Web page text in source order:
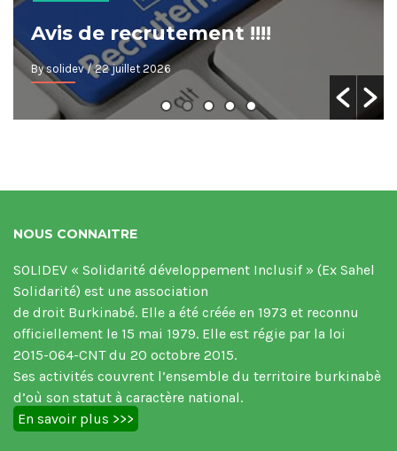
Avis de recrutement !!!!
By solidev/ 22 juillet 2026
NOUS CONNAITRE
SOLIDEV « Solidarité développement Inclusif » (Ex Sahel
Solidarité) est une association
de droit Burkinabé. Elle a été créée en 1973 et reconnu
officiellement le 15 mai 1979. Elle est régie par la loi
2015-064-CNT du 20 octobre 2015.
Ses activités couvrent l’ensemble du territoire burkinabè
d’où son statut à caractère national.
En savoir plus >>>